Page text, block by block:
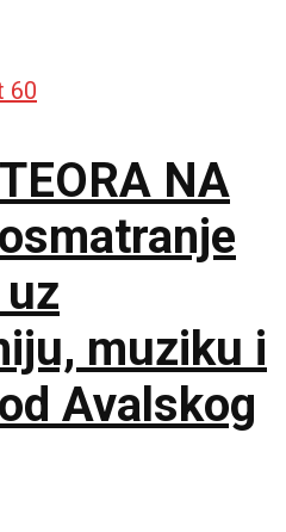
60
NA
muziku i
Avalskog